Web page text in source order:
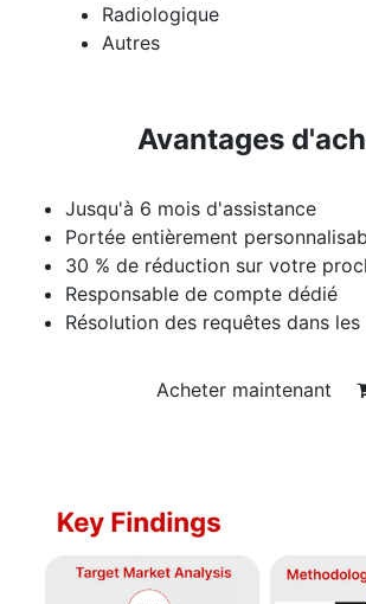
Radiologique
Autres
Avantages
Jusqu'à 6 mois d'assistance
Portée entièrement
30 % de réduction sur votre
Responsable de compte dédié
Résolution des requêtes dans
Acheter maintenant